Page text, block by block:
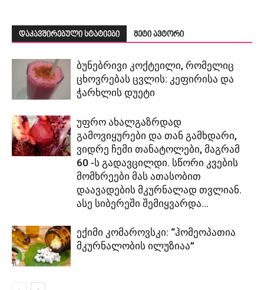
დაკავშირებული სტატიები მეტი ავტორი
ბუნებრივი კოქტეილი, რომელიც
ცხოვრებას ცვლის: კეფირისა და
ჭარხლის დუეტი
უფრო ახალგაზრდად
გამოვიყურები და თან გამხდარი,
ვიდრე ჩემი თანატოლები, მაგრამ
60 -ს გადავცილდი. სწორი კვების
მომხრეები მას ათასობით
დაავადების მკურნალად თვლიან.
ასე სიბერეში შემიყვარდა...
ექიმი კომაროვსკი: “ჰომეოპათია
მკურნალობის ილუზიაა”